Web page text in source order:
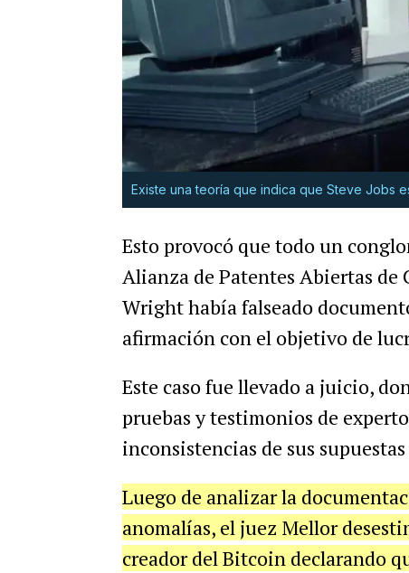
Existe una teoría que indica que Steve Jobs
Esto provocó que todo un
Alianza de Patentes Abiertas de
Wright había falseado
afirmación con el objetivo de
Este caso fue llevado a juicio,
pruebas y testimonios de
inconsistencias de sus
Luego de analizar la
anomalías, el juez Mellor
creador del Bitcoin declarando